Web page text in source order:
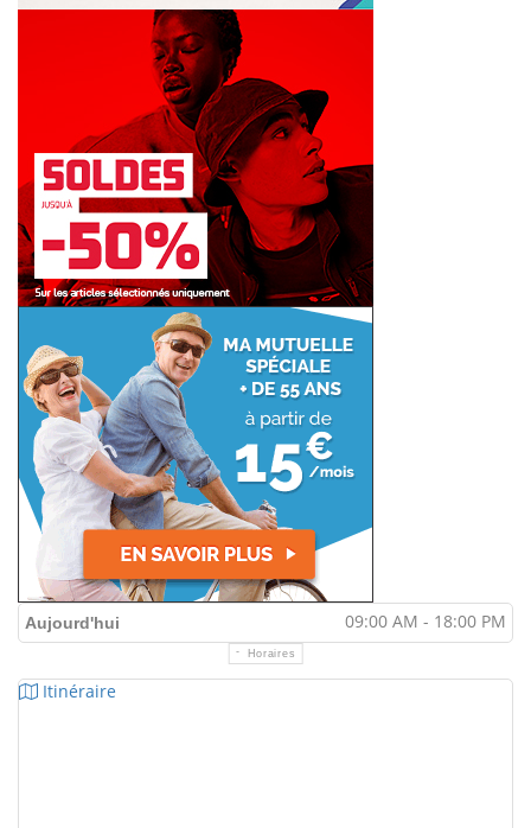
Aujourd'hui 09:00 AM - 18:00 PM
Horaires
Itinéraire